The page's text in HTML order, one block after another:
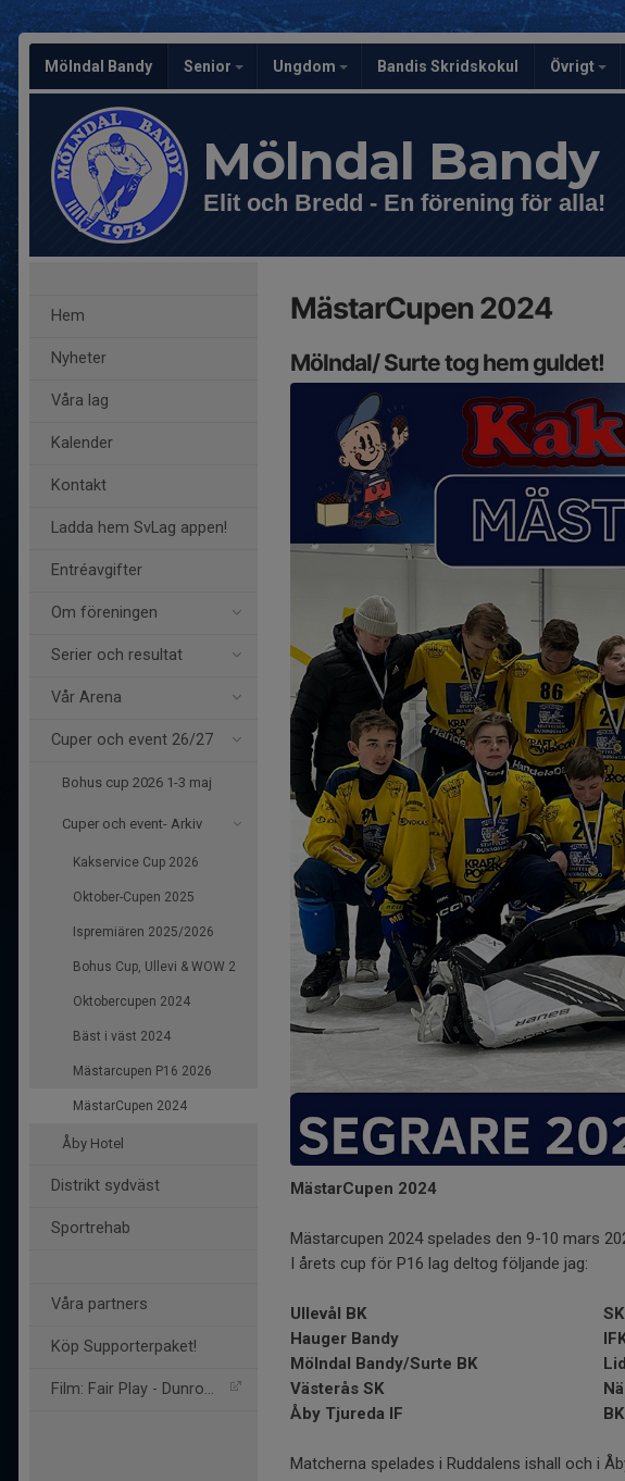
Mölndal Bandy Senior Ungdom Bandis Skridskokul Övrigt
Mölndal Bandy
Elit och Bredd - En förening för alla!
Hem
Nyheter
Våra lag
Kalender
Kontakt
Ladda hem SvLag appen!
Entréavgifter
Om föreningen
Serier och resultat
Vår Arena
Cuper och event 26/27
Bohus cup 2026 1-3 maj
Cuper och event- Arkiv
Kakservice Cup 2026
Oktober-Cupen 2025
Ispremiären 2025/2026
Bohus Cup, Ullevi & WOW 2
Oktobercupen 2024
Bäst i väst 2024
Mästarcupen P16 2026
MästarCupen 2024
Åby Hotel
Distrikt sydväst
Sportrehab
Våra partners
Köp Supporterpaket!
Film: Fair Play - Dunross
MästarCupen 2024
Mölndal/ Surte tog hem guldet!
MästarCupen 2024
Mästarcupen 2024 spelades den 9-10 mars
I årets cup för P16 lag deltog följande jag:
Ullevål BK
Hauger Bandy
Mölndal Bandy/Surte BK
Västerås SK
Åby Tjureda IF
Matcherna spelades i Ruddalens ishall och i